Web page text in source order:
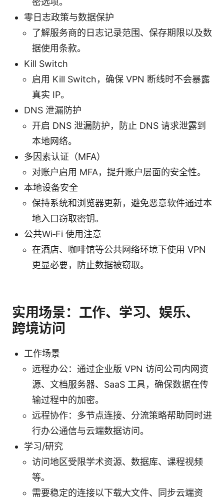
零日志政策与数据保护
了解服务商的日志记录范围、保存期限以及数
据使用条款。
Kill Switch
启用 Kill Switch，确保 VPN 断线时不会暴露
真实 IP。
DNS 泄漏防护
开启 DNS 泄漏防护，防止 DNS 请求泄露到
本地网络。
多因素认证（MFA）
对账户启用 MFA，提升账户层面的安全性。
本地设备安全
保持系统和浏览器更新，避免恶意软件通过本
地入口窃取密钥。
公共Wi‑Fi 使用注意
在酒店、咖啡馆等公共网络环境下使用 VPN
更显必要，防止数据被窃取。
实用场景：工作、学习、娱乐、
跨境访问
工作场景
远程办公：通过企业版 VPN 访问公司内网资
源、文档服务器、SaaS 工具，确保数据在传
输过程中的加密。
远程协作：多节点连接、分流策略帮助同时进
行办公通信与云端数据访问。
学习/研究
访问地区受限学术资源、数据库、课程视频
等。
需要稳定的连接以下载大文件、同步云端资